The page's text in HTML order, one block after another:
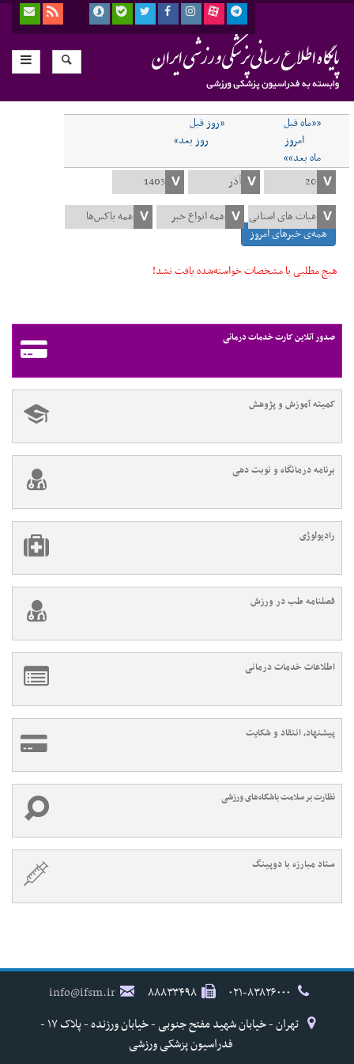
««ماه قبل
«روز قبل
امروز
روز بعد»
ماه بعد»»
همه‌ی خبرهای امروز
هیچ مطلبی با مشخصات خواسته‌شده یافت نشد!
صدور آنلاین کارت خدمات درمانی
کمیته آموزش و پژوهش
برنامه درمانگاه و نوبت دهی
رادیولوژی
فصلنامه طب در ورزش
اطلاعات خدمات درمانی
پیشنهاد، انتقاد و شکایت
نظارت بر سلامت باشگاه‌های ورزشی
ستاد مبارزه با دوپینگ
۸۸۸۳۳۴۹۸
info@ifsm.ir
تهران - خیابان شهید مفتح جنوبی - خیابان ورزنده - پلاک ۱۷ -
فدراسیون پزشکی ورزشی